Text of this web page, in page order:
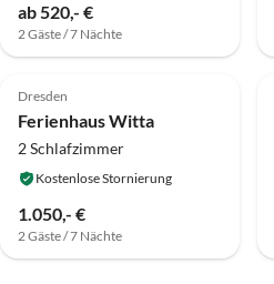
ab 520,- €
2 Gäste / 7 Nächte
4.6 (2)
Dresden
Ferienhaus Witta
2 Schlafzimmer
Kostenlose Stornierung
1.050,- €
2 Gäste / 7 Nächte